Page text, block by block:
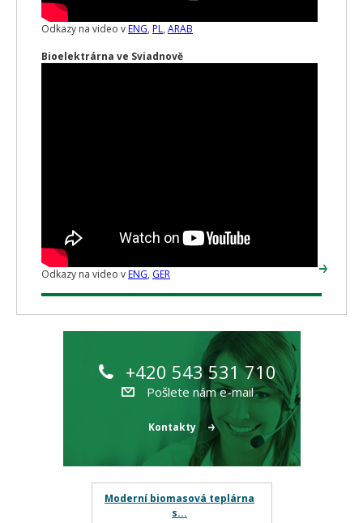
Odkazy na video vENG, PL, ARAB
Bioelektrárna ve Sviadnově
Odkazy na video vENG, GER
+420 543 531 710
Pošlete nám e-mail
Kontakty
Moderní biomasová teplárna
s...